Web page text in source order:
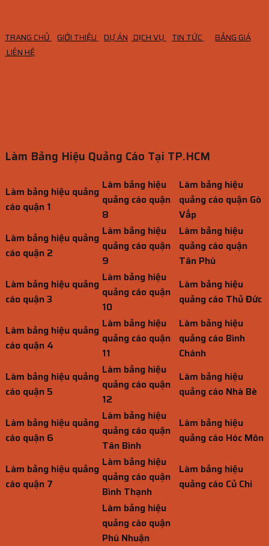
TRANG CHỦ GIỚI THIỆU DỰ ÁN DỊCH VỤ TIN TỨC
BẢNG GIÁ
LIÊN HỆ
Làm Bảng Hiệu Quảng Cáo Tại TP.HCM
Làm bảng hiệu quảng
cáo quận 1
Làm bảng hiệu
quảng cáo quận
8
Làm bảng hiệu
quảng cáo quận Gò
Vấp
Làm bảng hiệu quảng
cáo quận 2
Làm bảng hiệu
quảng cáo quận
9
Làm bảng hiệu
quảng cáo quận
Tân Phú
Làm bảng hiệu quảng
cáo quận 3
Làm bảng hiệu
quảng cáo quận
10
Làm bảng hiệu
quảng cáo Thủ Đức
Làm bảng hiệu quảng
cáo quận 4
Làm bảng hiệu
quảng cáo quận
11
Làm bảng hiệu
quảng cáo Bình
Chánh
Làm bảng hiệu quảng
cáo quận 5
Làm bảng hiệu
quảng cáo quận
12
Làm bảng hiệu
quảng cáo Nhà Bè
Làm bảng hiệu quảng
cáo quận 6
Làm bảng hiệu
quảng cáo quận
Tân Bình
Làm bảng hiệu
quảng cáo Hóc Môn
Làm bảng hiệu quảng
cáo quận 7
Làm bảng hiệu
quảng cáo quận
Bình Thạnh
Làm bảng hiệu
quảng cáo Củ Chi
Làm bảng hiệu
quảng cáo quận
Phú Nhuận